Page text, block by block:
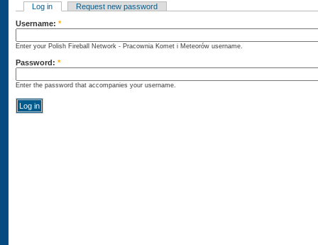
Log in
Request new password
Username: *
Enter your Polish Fireball Network - Pracownia Komet i Meteorów username.
Password: *
Enter the password that accompanies your username.